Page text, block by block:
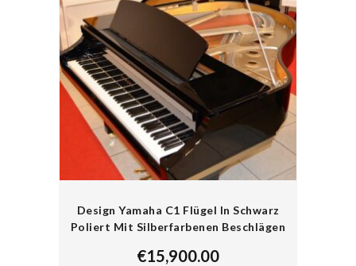
Design Yamaha C1 Flügel In Schwarz
Poliert Mit Silberfarbenen Beschlägen
€15,900.00